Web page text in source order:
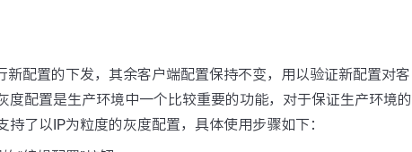
配置的下发，其余客户端配置保持不变，用以验证新配置对客
度配置是生产环境中一个比较重要的功能，对于保证生产环境的
了以IP为粒度的灰度配置，具体使用步骤如下：